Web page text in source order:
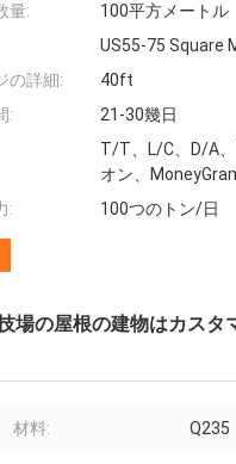
量:
100平方メートル
US55-75 Square
の詳細:
40ft
:
21-30幾日
T/T、L/C、D/A
オン、
:
100つのトン/日
場の屋根の建物はカスタ
材料: Q235